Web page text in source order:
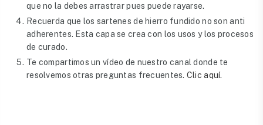
que no la debes arrastrar pues puede rayarse.
Recuerda que los sartenes de hierro fundido no son anti
adherentes. Esta capa se crea con los usos y los procesos
de curado.
Te compartimos un vídeo de nuestro canal donde te
resolvemos otras preguntas frecuentes. Clic aquí.